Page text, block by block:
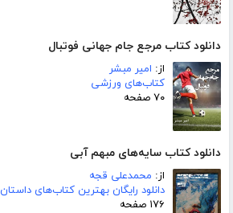
دانلود کتاب مرجع جام جهانی فوتبال
از: امیر مبشر
کتاب‌های ورزشی
۷۰ صفحه
دانلود کتاب سایه‌های مبهم آبی
از: محمدعلی قجه
دانلود رایگان بهترین کتاب‌های داستان
۱۷۶ صفحه